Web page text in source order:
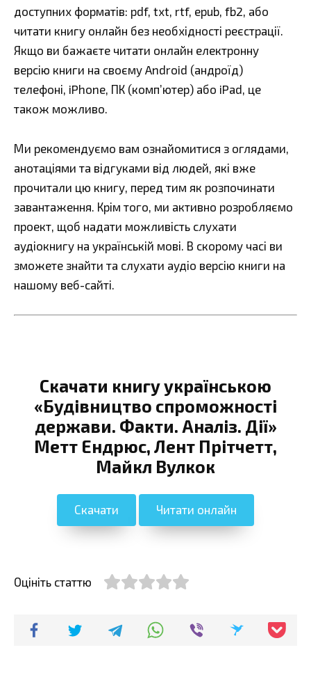
доступних форматів: pdf, txt, rtf, epub, fb2, або
читати книгу онлайн без необхідності реєстрації.
Якщо ви бажаєте читати онлайн електронну
версію книги на своєму Android (андроїд)
телефоні, iPhone, ПК (комп’ютер) або iPad, це
також можливо.
Ми рекомендуємо вам ознайомитися з оглядами,
анотаціями та відгуками від людей, які вже
прочитали цю книгу, перед тим як розпочинати
завантаження. Крім того, ми активно розробляємо
проект, щоб надати можливість слухати
аудіокнигу на українській мові. В скорому часі ви
зможете знайти та слухати аудіо версію книги на
нашому веб-сайті.
Скачати книгу українською
«Будівництво спроможності
держави. Факти. Аналіз. Дії»
Метт Ендрюс, Лент Прітчетт,
Майкл Вулкок
Скачати Читати онлайн
Оцініть статтю